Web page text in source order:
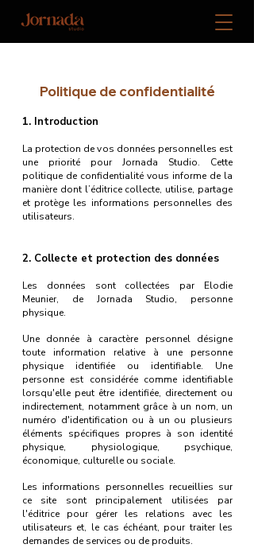
Politique de confidentialité
1. Introduction
La protection de vos données personnelles est
une priorité pour Jornada Studio. Cette
politique de confidentialité vous informe de la
manière dont l’éditrice collecte, utilise, partage
et protège les informations personnelles des
utilisateurs.
2. Collecte et protection des données
Les données sont collectées par Elodie
Meunier, de Jornada Studio, personne
physique.
Une donnée à caractère personnel désigne
toute information relative à une personne
physique identifiée ou identifiable. Une
personne est considérée comme identifiable
lorsqu'elle peut être identifiée, directement ou
indirectement, notamment grâce à un nom, un
numéro d'identification ou à un ou plusieurs
éléments spécifiques propres à son identité
physique, physiologique, psychique,
économique, culturelle ou sociale.
Les informations personnelles recueillies sur
ce site sont principalement utilisées par
l'éditrice pour gérer les relations avec les
utilisateurs et, le cas échéant, pour traiter les
demandes de services ou de produits.